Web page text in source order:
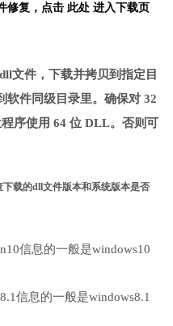
修复， 点击 此处 进入下载页
文件，下载并拷贝到指定目
软件同级目录里。确保对 32
序使用 64 位 DLL。否则可
载的dll文件版本和系统版本是否
信息的一般是windows10
信息的一般是windows8.1